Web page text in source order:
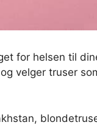
for helsen til
velger truser